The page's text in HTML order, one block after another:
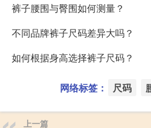
裤子腰围与臀围如何测量？
不同品牌裤子尺码差异大吗？
如何根据身高选择裤子尺码？
网络标签： 尺码
上一篇